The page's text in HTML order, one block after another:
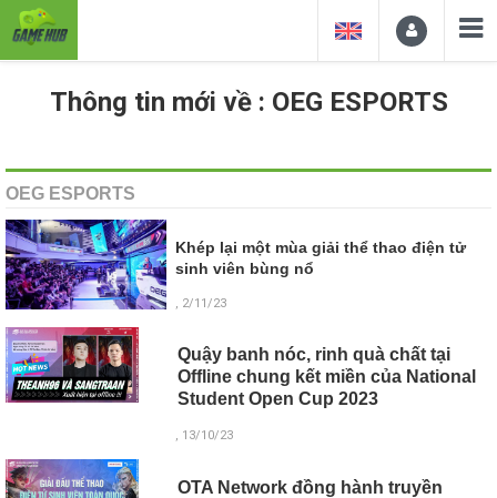
Thông tin mới về : OEG ESPORTS
OEG ESPORTS
Khép lại một mùa giải thể thao điện tử
sinh viên bùng nổ
, 2/11/23
Quậy banh nóc, rinh quà chất tại
Offline chung kết miền của National
Student Open Cup 2023
, 13/10/23
OTA Network đồng hành truyền